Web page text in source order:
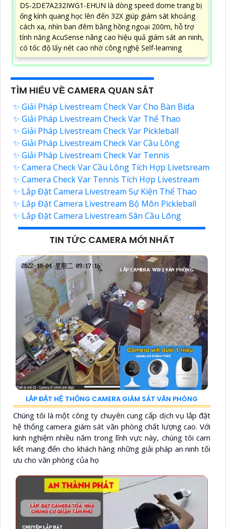
DS-2DE7A232IWG1-EHUN là dòng speed dome trang bị
ống kính quang học lên đến 32X giúp giám sát khoảng
cách xa, nhìn ban đêm bằng hồng ngoại 200m, hỗ trợ
tính năng AcuSense nâng cao hiệu quả giám sát an ninh,
có tốc độ lấy nét cao nhờ công nghệ Self-learning
TÌM HIỂU VỀ CAMERA QUAN SÁT
✨ Giải Pháp Livestream Check Var Cho Bàn Bida
✨ Giải Pháp Livestream Check Var Thể Thao
✨ Giải Pháp Livestream Check Var Pickleball
✨ Giải Pháp Livestream Check Var Cầu Lông
✨ Giải Pháp Livestream Check Var Tennis
✨ Camera Check Var Cầu Lông Tích Hợp Livetsream
✨ Camera Check Var Tennis Tích Hợp Livestream
✨ Lắp Đặt Camera Livestream Sự Kiện Thể Thao
✨ Lắp Đặt Camera Livestream Bộ Môn Pickleball
✨ Lắp Đặt Camera Livestream Sân Cầu Lông
TIN TỨC CAMERA MỚI NHẤT
LẮP ĐẶT HỆ THỐNG CAMERA GIÁM SÁT VĂN PHÒNG
Chúng tôi là một công ty chuyên cung cấp dịch vụ lắp đặt
hệ thống camera giám sát văn phòng chất lượng cao. Với
kinh nghiệm nhiều năm trong lĩnh vực này, chúng tôi cam
kết mang đến cho khách hàng những giải pháp an ninh tối
ưu cho văn phòng của họ